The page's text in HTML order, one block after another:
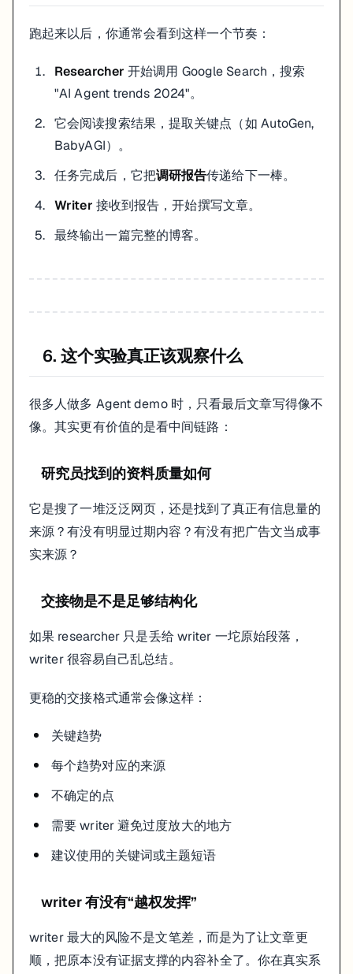
跑起来以后，你通常会看到这样一个节奏：
Researcher 开始调用 Google Search，搜索
"AI Agent trends 2024"。
它会阅读搜索结果，提取关键点（如 AutoGen,
BabyAGI）。
任务完成后，它把调研报告传递给下一棒。
Writer 接收到报告，开始撰写文章。
最终输出一篇完整的博客。
6. 这个实验真正该观察什么
很多人做多 Agent demo 时，只看最后文章写得像不
像。其实更有价值的是看中间链路：
研究员找到的资料质量如何
它是搜了一堆泛泛网页，还是找到了真正有信息量的
来源？有没有明显过期内容？有没有把广告文当成事
实来源？
交接物是不是足够结构化
如果 researcher 只是丢给 writer 一坨原始段落，
writer 很容易自己乱总结。
更稳的交接格式通常会像这样：
关键趋势
每个趋势对应的来源
不确定的点
需要 writer 避免过度放大的地方
建议使用的关键词或主题短语
writer 有没有“越权发挥”
writer 最大的风险不是文笔差，而是为了让文章更
顺，把原本没有证据支撑的内容补全了。你在真实系